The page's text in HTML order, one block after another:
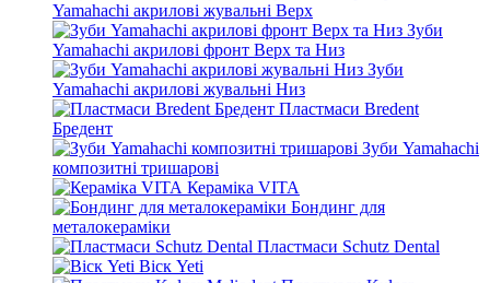
Yamahachi акрилові жувальні Верх
Зуби
Yamahachi акрилові фронт Верх та Низ
Зуби
Yamahachi акрилові жувальні Низ
Пластмаси Bredent
Бредент
Зуби Yamahachi
композитні тришарові
Кераміка VITA
Бондинг для
металокераміки
Пластмаси Schutz Dental
Віск Yeti